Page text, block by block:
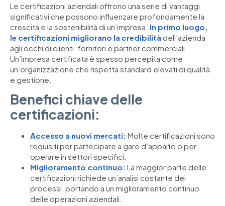
Le certificazioni aziendali offrono una serie di vantaggi
significativi che possono influenzare profondamente la
crescita e la sostenibilità di un’impresa. In primo luogo,
le certificazioni migliorano la credibilità dell’azienda
agli occhi di clienti, fornitori e partner commerciali.
Un’impresa certificata è spesso percepita come
un’organizzazione che rispetta standard elevati di qualità
e gestione.
Benefici chiave delle
certificazioni:
Accesso a nuovi mercati: Molte certificazioni sono
requisiti per partecipare a gare d’appalto o per
operare in settori specifici.
Miglioramento continuo: La maggior parte delle
certificazioni richiede un’analisi costante dei
processi, portando a un miglioramento continuo
delle operazioni aziendali.